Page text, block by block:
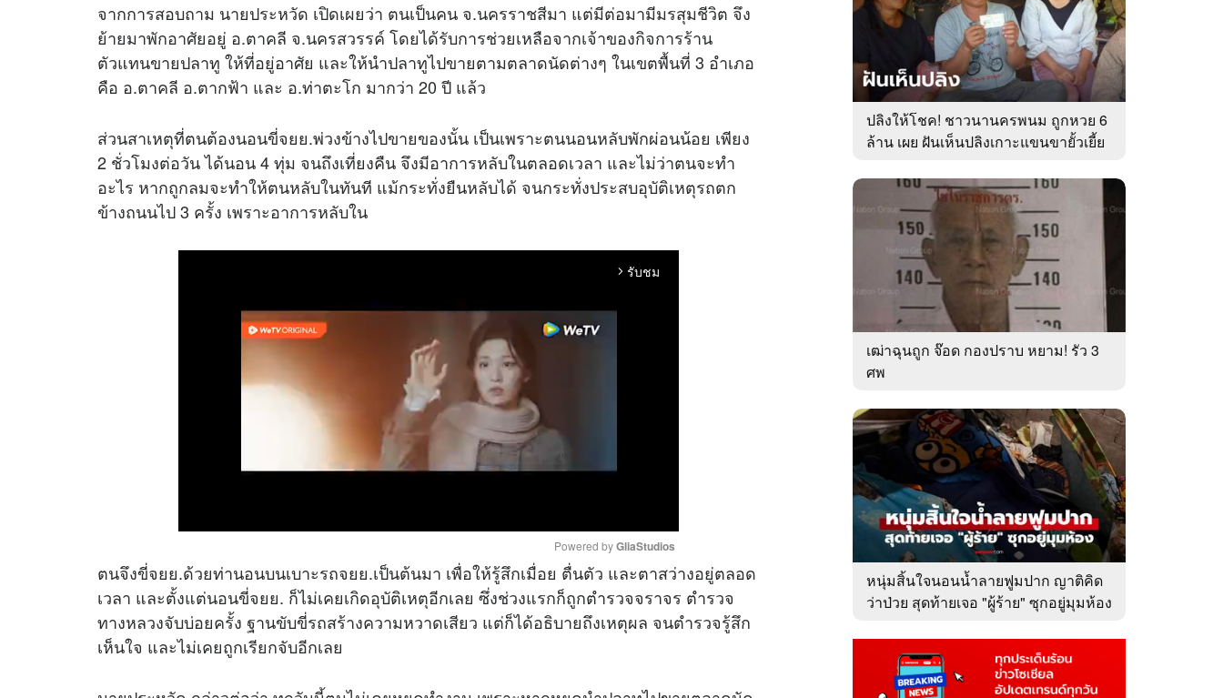
จากการสอบถาม นายประหวัด เปิดเผยว่า ตนเป็นคน จ.นครราชสีมา แต่มีต่อมามีมรสุมชีวิต จึง
ย้ายมาพักอาศัยอยู่ อ.ตาคลี จ.นครสวรรค์ โดยได้รับการช่วยเหลือจากเจ้าของกิจการร้าน
ตัวแทนขายปลาทู ให้ที่อยู่อาศัย และให้นำปลาทูไปขายตามตลาดนัดต่างๆ ในเขตพื้นที่ 3 อำเภอ
คือ อ.ตาคลี อ.ตากฟ้า และ อ.ท่าตะโก มากว่า 20 ปี แล้ว
ส่วนสาเหตุที่ตนต้องนอนขี่จยย.พ่วงข้างไปขายของนั้น เป็นเพราะตนนอนหลับพักผ่อนน้อย เพียง
2 ชั่วโมงต่อวัน ได้นอน 4 ทุ่ม จนถึงเที่ยงคืน จึงมีอาการหลับในตลอดเวลา และไม่ว่าตนจะทำ
อะไร หากถูกลมจะทำให้ตนหลับในทันที แม้กระทั่งยืนหลับได้ จนกระทั่งประสบอุบัติเหตุรถตก
ข้างถนนไป 3 ครั้ง เพราะอาการหลับใน
arrow_forward_ios รับชม
M
u
Powered by GliaStudios
ตนจึงขี่จยย.ด้วยท่านอนบนเบาะรถจยย.เป็นต้นมา เพื่อให้รู้สึกเมื่อย ตื่นตัว และตาสว่างอยู่ตลอด
เวลา และตั้งแต่นอนขี่จยย. ก็ไม่เคยเกิดอุบัติเหตุอีกเลย ซึ่งช่วงแรกก็ถูกตำรวจจราจร ตำรวจ
ทางหลวงจับบ่อยครั้ง ฐานขับขี่รถสร้างความหวาดเสียว แต่ก็ได้อธิบายถึงเหตุผล จนตำรวจรู้สึก
เห็นใจ และไม่เคยถูกเรียกจับอีกเลย
ปลิงให้โชค! ชาวนานครพนม ถูกหวย 6
ล้าน เผย ฝันเห็นปลิงเกาะแขนขายั้วเยี้ย
เฒ่าฉุนถูก จ๊อด กองปราบ หยาม! รัว 3
ศพ
หนุ่มสิ้นใจนอนน้ำลายฟูมปาก ญาติคิด
ว่าป่วย สุดท้ายเจอ "ผู้ร้าย" ซุกอยู่มุมห้อง